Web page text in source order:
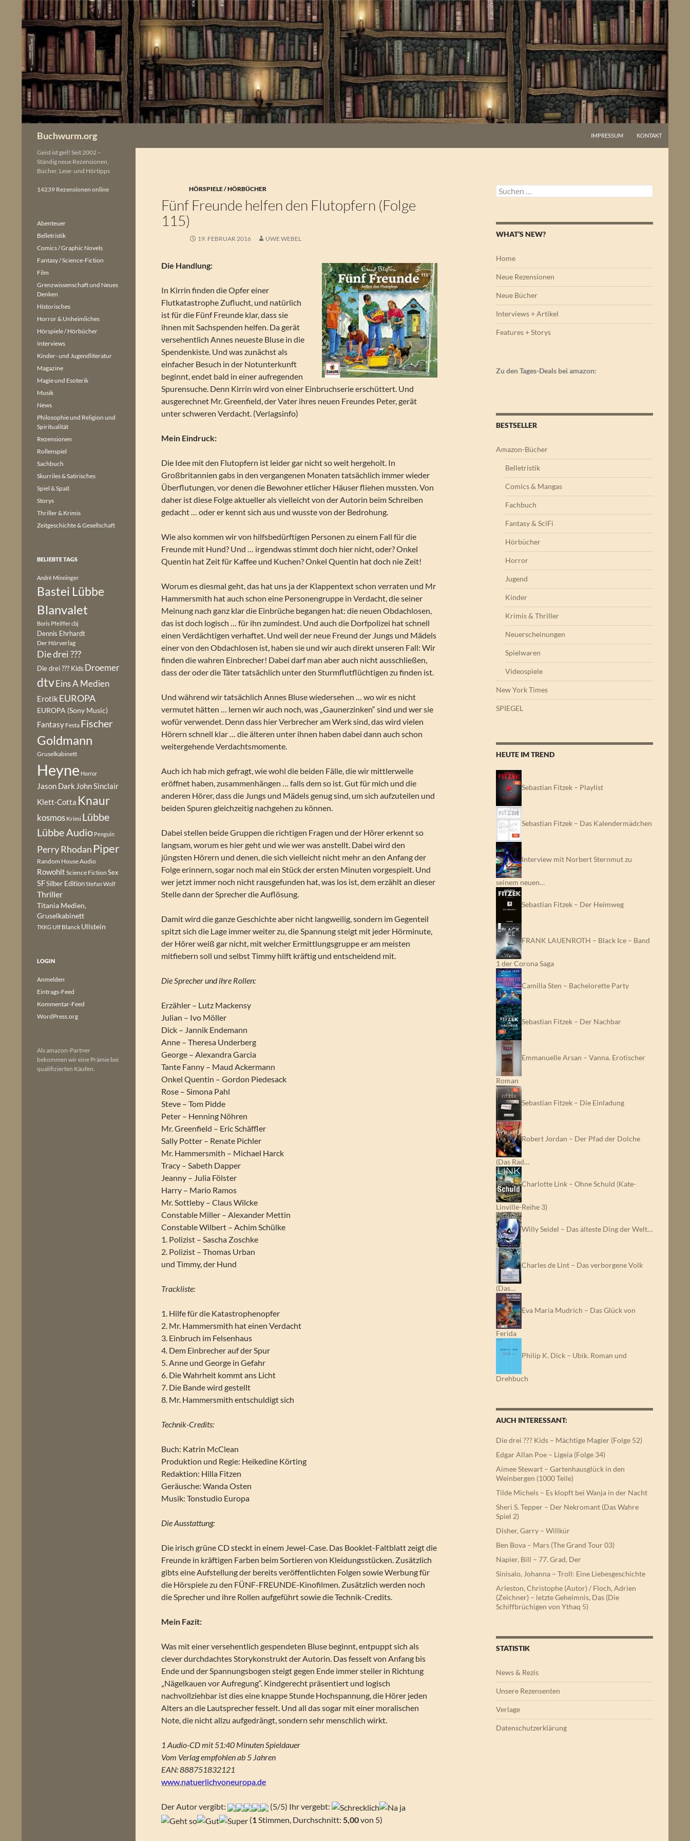
springen
Buchwurm.org IMPRESSUM KONTAKT
HÖRSPIELE / HÖRBÜCHER
Fünf Freunde helfen den Flutopfern (Folge
115)
19. FEBRUAR 2016 UWE WEBEL
Die Handlung:
In Kirrin finden die Opfer einer
Flutkatastrophe Zuflucht, und natürlich
ist für die Fünf Freunde klar, dass sie
ihnen mit Sachspenden helfen. Da gerät
versehentlich Annes neueste Bluse in die
Spendenkiste. Und was zunächst als
einfacher Besuch in der Notunterkunft
beginnt, endet bald in einer aufregenden
Spurensuche. Denn Kirrin wird von einer Einbruchserie erschüttert. Und
ausgerechnet Mr. Greenfield, der Vater ihres neuen Freundes Peter, gerät
unter schweren Verdacht. (Verlagsinfo)
Mein Eindruck:
Die Idee mit den Flutopfern ist leider gar nicht so weit hergeholt. In
Großbritannien gabs in den vergangenen Monaten tatsächlich immer wieder
Überflutungen, vor denen die Bewohner etlicher Häuser fliehen mussten. Von
daher ist diese Folge aktueller als vielleicht von der Autorin beim Schreiben
gedacht … oder er kennt sich aus und wusste von der Bedrohung.
Wie also kommen wir von hilfsbedürftigen Personen zu einem Fall für die
Freunde mit Hund? Und … irgendwas stimmt doch hier nicht, oder? Onkel
Quentin hat Zeit für Kaffee und Kuchen? Onkel Quentin hat doch nie Zeit!
Worum es diesmal geht, das hat uns ja der Klappentext schon verraten und Mr
Hammersmith hat auch schon eine Personengruppe in Verdacht, die seiner
Meinung nach ganz klar die Einbrüche begangen hat: die neuen Obdachlosen,
das ist doch logisch … für ihn zumindest. Und auch die Dorfpolizei hat schnell
einen Verdächtigen verhaftet. Und weil der neue Freund der Jungs und Mädels
einer von den Obdachlosen ist, haben sie und wir auch direkt unseren Fall: Wir
finden die wahren Einbrecher! Dabei darf man aber auch nicht ausschließen,
dass der oder die Täter tatsächlich unter den Sturmflutflüchtigen zu finden ist.
Und während wir tatsächlich Annes Bluse wiedersehen … wo wir es nicht
vermutet hätten … lernen wir auch noch, was „Gaunerzinken“ sind und wer sie
wofür verwendet. Denn dass hier Verbrecher am Werk sind, das wird vielen
Hörern schnell klar … die älteren unter ihnen haben dabei dann auch schon
weitergehende Verdachtsmomente.
Auch ich hab mich gefragt, wie wohl die beiden Fälle, die wir mittlerweile
eröffnet haben, zusammenhängen … falls dem so ist. Gut für mich und die
anderen Hörer, dass die Jungs und Mädels genug sind, um sich aufzuteilen und
beiden Spuren gleichzeitig nachgehen zu können.
Dabei stellen beide Gruppen die richtigen Fragen und der Hörer erkennt so
langsam, worum es hier geht und wie wer was anstellt. Dabei wird den
jüngsten Hörern und denen, die sich vielleicht nicht mehr an den Anfang der
Folge erinnern, sogar noch mal ein Stück der ersten Minuten vorgespielt. Und
wer jetzt immer noch nicht rausgefunden hat, was los ist, dem erzählt an dieser
Stelle dann der Sprecher die Auflösung.
Damit wird die ganze Geschichte aber nicht langweilig, sondern im Gegenteil
spitzt sich die Lage immer weiter zu, die Spannung steigt mit jeder Hörminute,
der Hörer weiß gar nicht, mit welcher Ermittlungsgruppe er am meisten
mitfiebern soll und selbst Timmy hilft kräftig und entscheidend mit.
Die Sprecher und ihre Rollen:
Erzähler – Lutz Mackensy
Julian – Ivo Möller
Dick – Jannik Endemann
Anne – Theresa Underberg
George – Alexandra Garcia
Tante Fanny – Maud Ackermann
Onkel Quentin – Gordon Piedesack
Rose – Simona Pahl
Steve – Tom Pidde
Peter – Henning Nöhren
Mr. Greenfield – Eric Schäffler
Sally Potter – Renate Pichler
Mr. Hammersmith – Michael Harck
Tracy – Sabeth Dapper
Jeanny – Julia Fölster
Harry – Mario Ramos
Mr. Sottleby – Claus Wilcke
Constable Miller – Alexander Mettin
Constable Wilbert – Achim Schülke
1. Polizist – Sascha Zoschke
2. Polizist – Thomas Urban
und Timmy, der Hund
Trackliste:
1. Hilfe für die Katastrophenopfer
2. Mr. Hammersmith hat einen Verdacht
3. Einbruch im Felsenhaus
4. Dem Einbrecher auf der Spur
5. Anne und George in Gefahr
6. Die Wahrheit kommt ans Licht
7. Die Bande wird gestellt
8. Mr. Hammersmith entschuldigt sich
Technik-Credits:
Buch: Katrin McClean
Produktion und Regie: Heikedine Körting
Redaktion: Hilla Fitzen
Geräusche: Wanda Osten
Musik: Tonstudio Europa
Die Ausstattung:
Die irisch grüne CD steckt in einem Jewel-Case. Das Booklet-Faltblatt zeigt die
Freunde in kräftigen Farben beim Sortieren von Kleidungsstücken. Zusätzlich
gibts eine Aufstellung der bereits veröffentlichten Folgen sowie Werbung für
die Hörspiele zu den FÜNF-FREUNDE-Kinofilmen. Zusätzlich werden noch
die Sprecher und ihre Rollen aufgeführt sowie die Technik-Credits.
Mein Fazit:
Was mit einer versehentlich gespendeten Bluse beginnt, entpuppt sich als
clever durchdachtes Storykonstrukt der Autorin. Das fesselt von Anfang bis
Ende und der Spannungsbogen steigt gegen Ende immer steiler in Richtung
„Nägelkauen vor Aufregung“. Kindgerecht präsentiert und logisch
nachvollziehbar ist dies eine knappe Stunde Hochspannung, die Hörer jeden
Alters an die Lautsprecher fesselt. Und all das sogar mit einer moralischen
Note, die nicht allzu aufgedrängt, sondern sehr menschlich wirkt.
1 Audio-CD mit 51:40 Minuten Spieldauer
Vom Verlag empfohlen ab 5 Jahren
EAN: 888751832121
www.natuerlichvoneuropa.de
Der Autor vergibt:
(5/5) Ihr vergebt:
(1Stimmen, Durchschnitt:5,00von 5)
Suchen
nach:
WHAT’S NEW?
Home
Neue Rezensionen
Neue Bücher
Interviews + Artikel
Features + Storys
Zu den Tages-Deals bei amazon:
BESTSELLER
Amazon-Bücher
Belletristik
Comics & Mangas
Fachbuch
Fantasy & SciFi
Hörbücher
Horror
Jugend
Kinder
Krimis & Thriller
Neuerscheinungen
Spielwaren
Videospiele
New York Times
SPIEGEL
HEUTE IM TREND
Sebastian Fitzek – Playlist
Sebastian Fitzek – Das Kalendermädchen
Interview mit Norbert Sternmut zu
seinem neuen…
Sebastian Fitzek – Der Heimweg
FRANK LAUENROTH – Black Ice – Band
1 der Corona Saga
Camilla Sten – Bachelorette Party
Sebastian Fitzek – Der Nachbar
Emmanuelle Arsan – Vanna. Erotischer
Roman
Sebastian Fitzek – Die Einladung
Robert Jordan – Der Pfad der Dolche
(Das Rad…
Charlotte Link – Ohne Schuld (Kate-
Linville-Reihe 3)
Willy Seidel – Das älteste Ding der Welt…
Charles de Lint – Das verborgene Volk
(Das…
Eva Maria Mudrich – Das Glück von
Ferida
Philip K. Dick – Ubik. Roman und
Drehbuch
AUCH INTERESSANT:
Die drei ??? Kids – Mächtige Magier (Folge 52)
Edgar Allan Poe – Ligeia (Folge 34)
Aimee Stewart – Gartenhausglück in den
Weinbergen (1000 Teile)
Tilde Michels – Es klopft bei Wanja in der Nacht
Sheri S. Tepper – Der Nekromant (Das Wahre
Spiel 2)
Disher, Garry – Willkür
Ben Bova – Mars (The Grand Tour 03)
Napier, Bill – 77. Grad, Der
Sinisalo, Johanna – Troll: Eine Liebesgeschichte
Arleston, Christophe (Autor) / Floch, Adrien
(Zeichner) – letzte Geheimnis, Das (Die
Schiffbrüchigen von Ythaq 5)
STATISTIK
News & Rezis
Unsere Rezensenten
Verlage
Datenschutzerklärung
Geist ist geil! Seit 2002 –
Ständig neue Rezensionen,
Bücher, Lese- und Hörtipps
14239 Rezensionen online
Abenteuer
Belletristik
Comics / Graphic Novels
Fantasy / Science-Fiction
Film
Grenzwissenschaft und Neues
Denken
Historisches
Horror & Unheimliches
Hörspiele / Hörbücher
Interviews
Kinder- und Jugendliteratur
Magazine
Magie und Esoterik
Musik
News
Philosophie und Religion und
Spiritualität
Rezensionen
Rollenspiel
Sachbuch
Skurriles & Satirisches
Spiel & Spaß
Storys
Thriller & Krimis
Zeitgeschichte & Gesellschaft
BELIEBTE TAGS
André Minninger
Bastei Lübbe
Blanvalet
Boris Pfeiffercbj
Dennis Ehrhardt
Der Hörverlag
Die drei ???
Die drei ??? Kids Droemer
dtvEins A Medien
Erotik EUROPA
EUROPA (Sony Music)
Fantasy Festa Fischer
Goldmann
Gruselkabinett
Heyne Horror
Jason Dark John Sinclair
Klett-Cotta Knaur
kosmos Krimi Lübbe
Lübbe Audio Penguin
Perry Rhodan Piper
Random House Audio
Rowohlt Science Fiction Sex
SFSilber EditionStefan Wolf
Thriller
Titania Medien,
Gruselkabinett
TKKG Ulf Blanck Ullstein
LOGIN
Anmelden
Eintrags-Feed
Kommentar-Feed
WordPress.org
Als amazon-Partner
bekommen wir eine Prämie bei
qualifizierten Käufen.